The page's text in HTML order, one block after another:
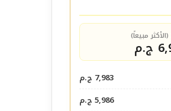
7,983 ج.م
5,986 ج.م